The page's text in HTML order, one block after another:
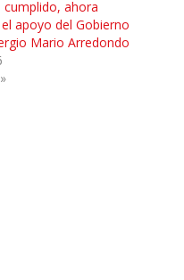
cumplido, ahora
apoyo del Gobierno
Mario Arredondo